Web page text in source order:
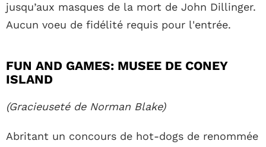
jusqu’aux masques de la mort de John Dillinger.
Aucun voeu de fidélité requis pour l'entrée.
FUN AND GAMES: MUSEE DE CONEY
ISLAND
(Gracieuseté de Norman Blake)
Abritant un concours de hot-dogs de renommée